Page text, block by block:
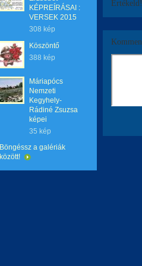
KÉPREÍRÁSAI :
VERSEK 2015
308 kép
Köszöntő
388 kép
Máriapócs
Nemzeti
Kegyhely-
Rádiné Zsuzsa
képei
35 kép
Böngéssz a galériák
között!
Értékeld!